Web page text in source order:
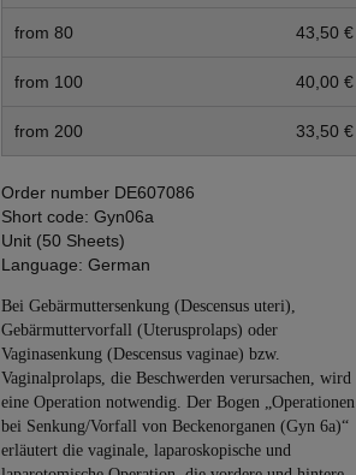
from 80 43,50 €
from 100 40,00 €
from 200 33,50 €
Order number DE607086
Short code: Gyn06a
Unit (50 Sheets)
Language: German
Bei Gebärmuttersenkung (Descensus uteri),
Gebärmuttervorfall (Uterusprolaps) oder
Vaginasenkung (Descensus vaginae) bzw.
Vaginalprolaps, die Beschwerden verursachen, wird
eine Operation notwendig. Der Bogen „Operationen
bei Senkung/Vorfall von Beckenorganen (Gyn 6a)“
erläutert die vaginale, laparoskopische und